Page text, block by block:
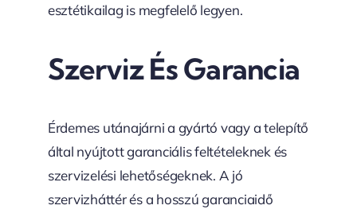
esztétikailag is megfelelő legyen.
Szerviz És Garancia
Érdemes utánajárni a gyártó vagy a telepítő
által nyújtott garanciális feltételeknek és
szervizelési lehetőségeknek. A jó
szervizháttér és a hosszú garanciaidő